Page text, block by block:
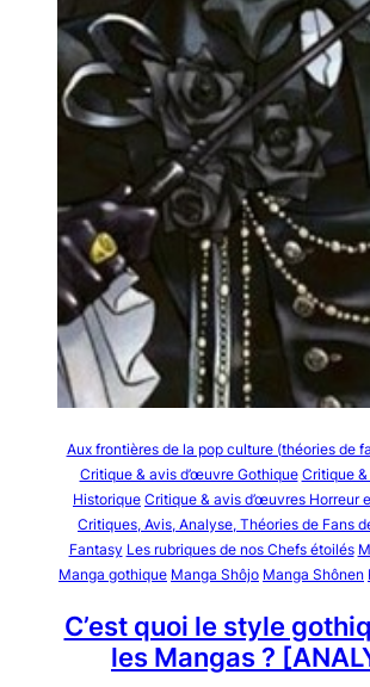
Aux frontières de la pop culture (théories de
Critique & avis d’œuvre Gothique Critique
Historique Critique & avis d’œuvres Horreur
Critiques, Avis, Analyse, Théories de Fans
Fantasy Les rubriques de nos Chefs étoilés
Manga gothique Manga Shôjo Manga Shônen
C’est quoi le style
les Mangas ?